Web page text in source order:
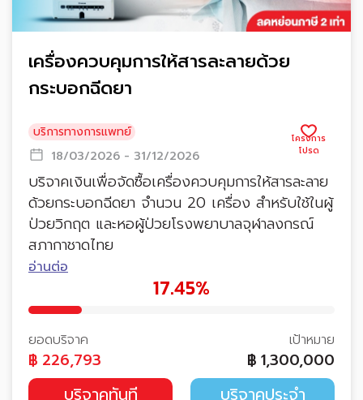
เครื่องควบคุมการให้สารละลายด้วย
กระบอกฉีดยา
บริการทางการแพทย์
18/03/2026 - 31/12/2026
บริจาคเงินเพื่อจัดซื้อเครื่องควบคุมการให้สารละลาย
ด้วยกระบอกฉีดยา จำนวน 20 เครื่อง สำหรับใช้ในผู้
ป่วยวิกฤต และหอผู้ป่วยโรงพยาบาลจุฬาลงกรณ์
สภากาชาดไทย
อ่านต่อ
17.45%
ยอดบริจาค
฿ 226,793
เป้าหมาย
฿ 1,300,000
บริจาคทันที บริจาคประจำ